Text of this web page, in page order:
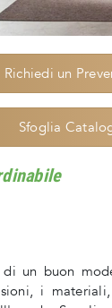
Richiedi un
Sfoglia
di un buon
i